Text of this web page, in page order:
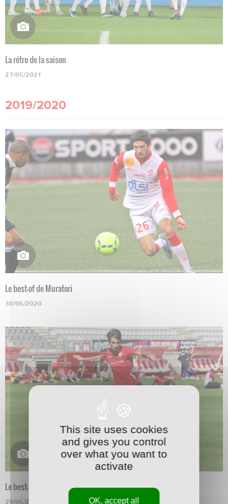
La rétro de la saison
27/05/2021
2019/2020
Le best-of de Muratori
30/06/2020
Le best-of de Marchetti
29/06/2020
This site uses cookies
and gives you control
over what you want to
activate
OK, accept all